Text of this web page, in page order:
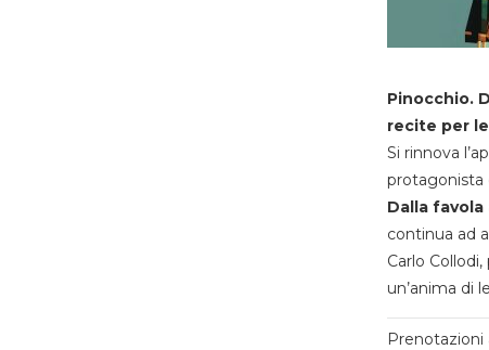
Pinocchio.
recite per
Si rinnova
protagonista
Dalla
continua ad
Carlo
un’anima di
Prenotazioni